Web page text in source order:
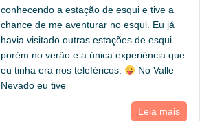
conhecendo a estação de esqui e tive a
chance de me aventurar no esqui. Eu já
havia visitado outras estações de esqui
porém no verão e a única experiência que
eu tinha era nos teleféricos.
No Valle
Nevado eu tive
Leia mais